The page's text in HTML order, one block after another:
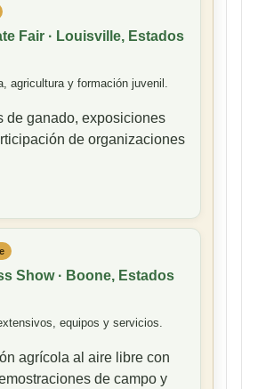
Fair · Louisville, Estados
agricultura y formación juvenil.
de ganado, exposiciones
de organizaciones
Show · Boone, Estados
equipos y servicios.
agrícola al aire libre con
de campo y